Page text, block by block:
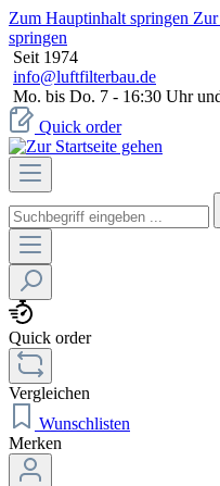
Zum Hauptinhalt springen Zur
springen
Seit 1974
info@luftfilterbau.de
Mo. bis Do. 7 - 16:30 Uhr
Quick order
Quick order
Vergleichen
Wunschlisten
Merken